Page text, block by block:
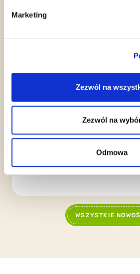
Marketing
Zezwól na
Zezwól na
Odmowa
WSZYSTKIE
Sigep 2025
Z wielkim entuzjazmem ogłaszamy